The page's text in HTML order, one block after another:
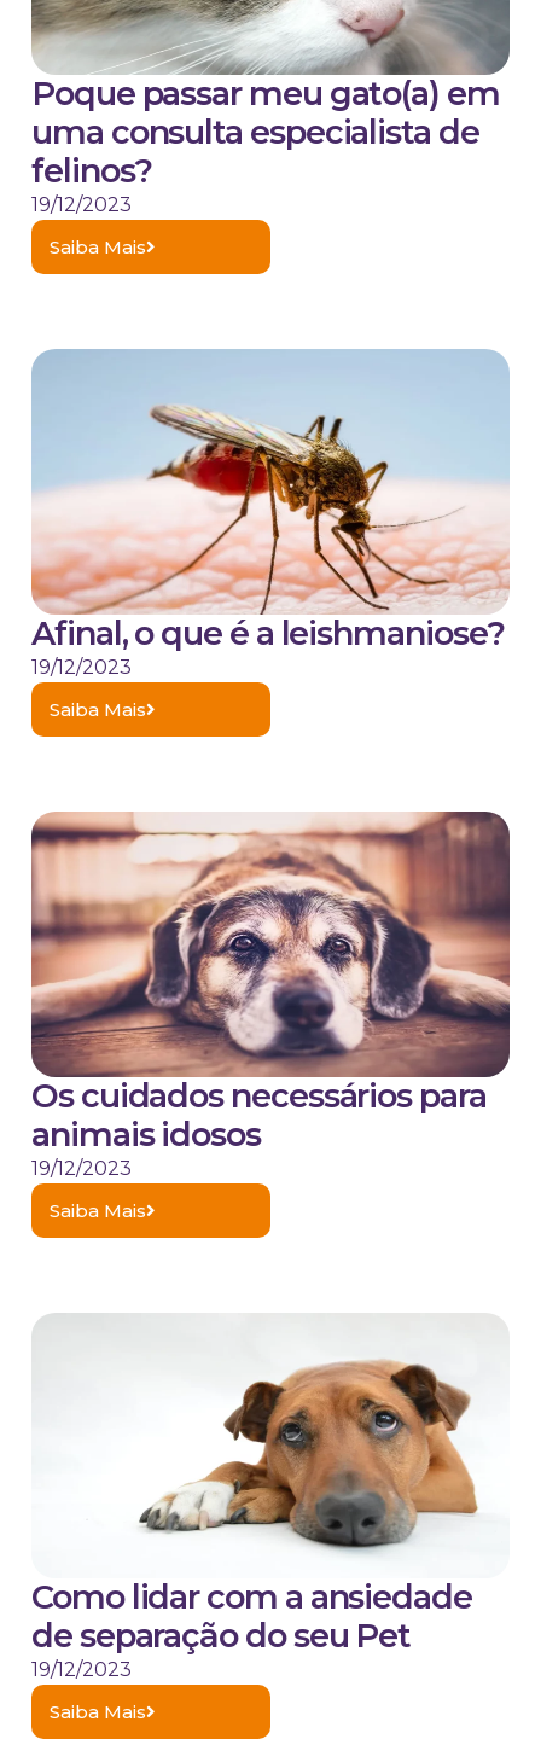
Poque passar meu gato(a) em
uma consulta especialista de
felinos?
19/12/2023
Saiba Mais
Afinal, o que é a leishmaniose?
19/12/2023
Saiba Mais
Os cuidados necessários para
animais idosos
19/12/2023
Saiba Mais
Como lidar com a ansiedade
de separação do seu Pet
19/12/2023
Saiba Mais